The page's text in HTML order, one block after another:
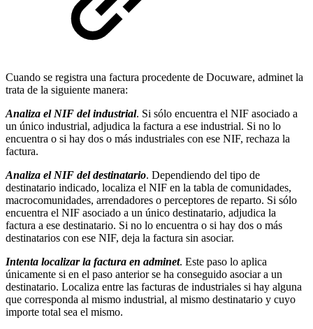
Cuando se registra una factura procedente de Docuware, adminet la
trata de la siguiente manera:
Analiza el NIF del industrial. Si sólo encuentra el NIF asociado a
un único industrial, adjudica la factura a ese industrial. Si no lo
encuentra o si hay dos o más industriales con ese NIF, rechaza la
factura.
Analiza el NIF del destinatario. Dependiendo del tipo de
destinatario indicado, localiza el NIF en la tabla de comunidades,
macrocomunidades, arrendadores o perceptores de reparto. Si sólo
encuentra el NIF asociado a un único destinatario, adjudica la
factura a ese destinatario. Si no lo encuentra o si hay dos o más
destinatarios con ese NIF, deja la factura sin asociar.
Intenta localizar la factura en adminet. Este paso lo aplica
únicamente si en el paso anterior se ha conseguido asociar a un
destinatario. Localiza entre las facturas de industriales si hay alguna
que corresponda al mismo industrial, al mismo destinatario y cuyo
importe total sea el mismo.